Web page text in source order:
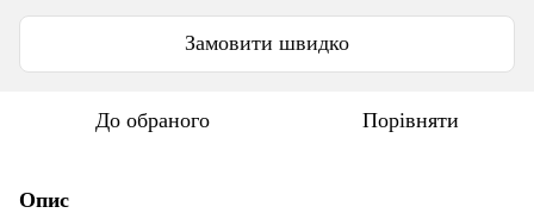
Замовити швидко
До обраного Порівняти
Опис